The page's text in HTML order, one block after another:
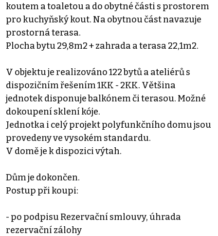
koutem a toaletou a do obytné části s prostorem
pro kuchyňský kout. Na obytnou část navazuje
prostorná terasa.
Plocha bytu 29,8m2 + zahrada a terasa 22,1m2.
V objektu je realizováno 122 bytů a ateliérů s
dispozičním řešením 1KK - 2KK. Většina
jednotek disponuje balkónem či terasou. Možné
dokoupení sklení kóje.
Jednotka i celý projekt polyfunkčního domu jsou
provedeny ve vysokém standardu.
V domě je k dispozici výtah.
Dům je dokončen.
Postup při koupi:
- po podpisu Rezervační smlouvy, úhrada
rezervační zálohy